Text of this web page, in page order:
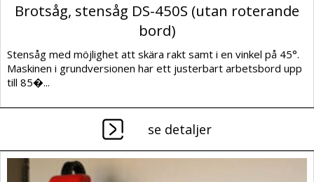
Brotsåg, stensåg DS-450S (utan roterande
bord)
Stensåg med möjlighet att skära rakt samt i en vinkel på 45°.
Maskinen i grundversionen har ett justerbart arbetsbord upp
till 85�...
se detaljer